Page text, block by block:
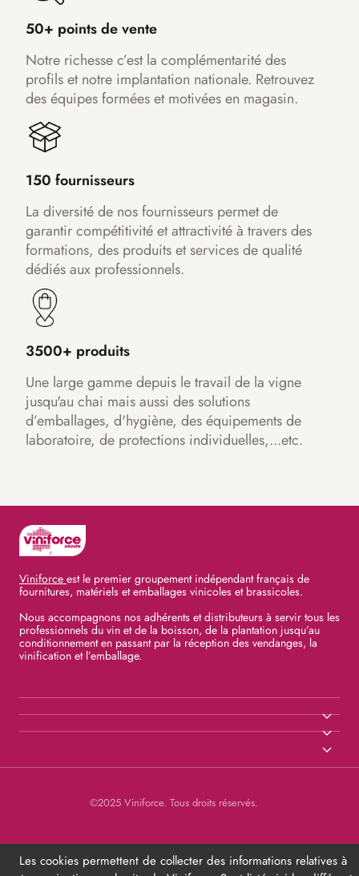
50+ points de vente
Notre richesse c’est la complémentarité des
profils et notre implantation nationale. Retrouvez
des équipes formées et motivées en magasin.
150 fournisseurs
La diversité de nos fournisseurs permet de
garantir compétitivité et attractivité à travers des
formations, des produits et services de qualité
dédiés aux professionnels.
3500+ produits
Une large gamme depuis le travail de la vigne
jusqu'au chai mais aussi des solutions
d’emballages, d'hygiène, des équipements de
laboratoire, de protections individuelles,...etc.
Viniforce est le premier groupement indépendant français de
fournitures, matériels et emballages vinicoles et brassicoles.
Nous accompagnons nos adhérents et distributeurs à servir tous les
professionnels du vin et de la boisson, de la plantation jusqu’au
conditionnement en passant par la réception des vendanges, la
vinification et l’emballage.
©2025 Viniforce. Tous droits réservés.
Les cookies permettent de collecter des informations relatives à